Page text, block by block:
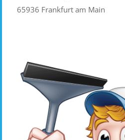
65936 Frankfurt am Main